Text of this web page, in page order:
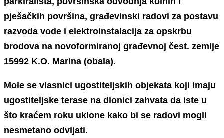
pješačkih površina, građevinski radovi za postavu
razvoda vode i elektroinstalacija za opskrbu
brodova na novoformiranoj građevnoj čest. zemlje
15992 K.O. Marina (obala).
Mole se vlasnici ugostiteljskih objekata koji imaju
ugostiteljske terase na dionici zahvata da iste u
što kraćem roku uklone kako bi se radovi mogli
nesmetano odvijati.